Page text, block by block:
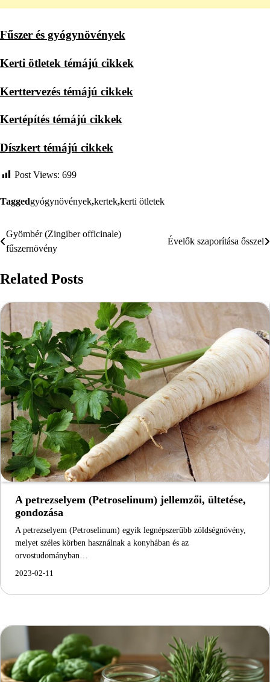
Fűszer és gyógynövények
Kerti ötletek témájú cikkek
Kerttervezés témájú cikkek
Kertépítés témájú cikkek
Díszkert témájú cikkek
Post Views: 699
Taggedgyógynövények,kertek,kerti ötletek
Bejegyzés
navigáció
Gyömbér (Zingiber officinale)
fűszernövény
Évelők szaporítása ősszel
Related Posts
A petrezselyem (Petroselinum) jellemzői, ültetése,
gondozása
A petrezselyem (Petroselinum) egyik legnépszerűbb zöldségnövény,
melyet széles körben használnak a konyhában és az
orvostudományban…
2023-02-11